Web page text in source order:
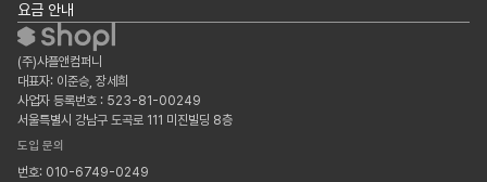
요금 안내
(주)샤플앤컴퍼니
대표자: 이준승, 장세희
사업자 등록번호 : 523-81-00249
서울특별시 강남구 도곡로 111 미진빌딩 8층
도입 문의
번호: 010-6749-0249